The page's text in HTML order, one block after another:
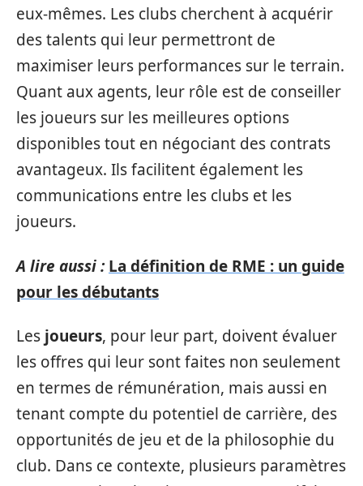
eux-mêmes. Les clubs cherchent à acquérir
des talents qui leur permettront de
maximiser leurs performances sur le terrain.
Quant aux agents, leur rôle est de conseiller
les joueurs sur les meilleures options
disponibles tout en négociant des contrats
avantageux. Ils facilitent également les
communications entre les clubs et les
joueurs.
A lire aussi : La définition de RME : un guide
pour les débutants
Les joueurs, pour leur part, doivent évaluer
les offres qui leur sont faites non seulement
en termes de rémunération, mais aussi en
tenant compte du potentiel de carrière, des
opportunités de jeu et de la philosophie du
club. Dans ce contexte, plusieurs paramètres